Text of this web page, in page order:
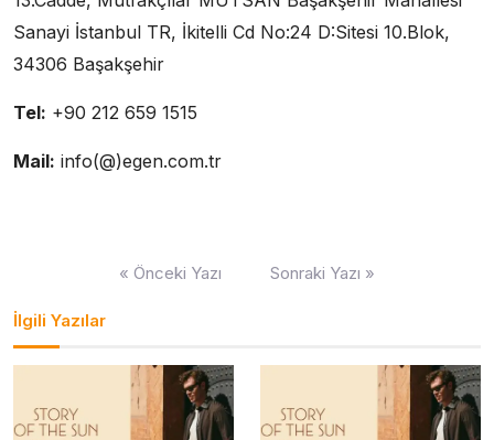
Sanayi İstanbul TR, İkitelli Cd No:24 D:Sitesi 10.Blok,
34306 Başakşehir
Tel: +90 212 659 1515
Mail: info(@)egen.com.tr
« Önceki Yazı Sonraki Yazı »
İlgili Yazılar